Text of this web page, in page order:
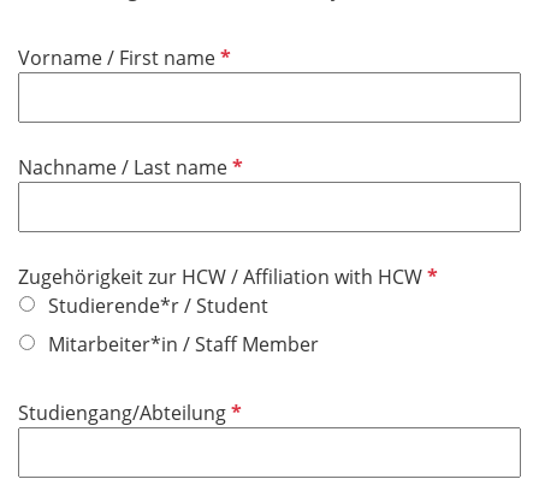
h
f
l
Vorname / First nameP
c
t
e
l
d
Nachname / Last nameP
c
h
t
l
Zugehörigkeit zur HCW / Affiliation with HCWP
Studierende*r / Student
Mitarbeiter*in / Staff Member
Studiengang/AbteilungP